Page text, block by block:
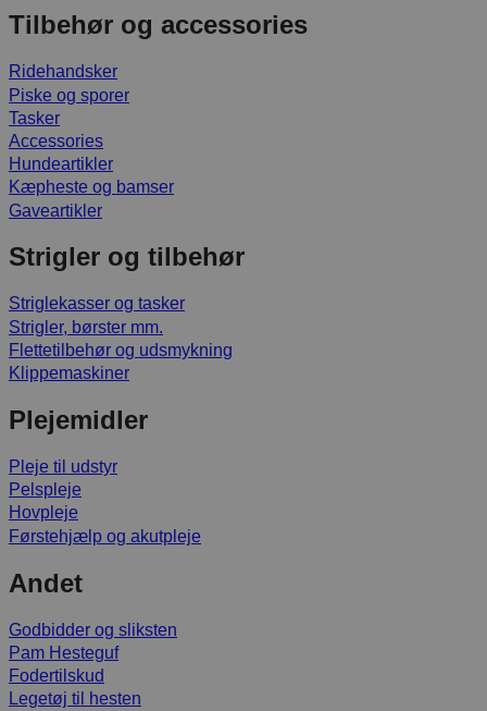
Tilbehør og accessories
Ridehandsker
Piske og sporer
Tasker
Accessories
Hundeartikler
Kæpheste og bamser
Gaveartikler
Strigler og tilbehør
Striglekasser og tasker
Strigler, børster mm.
Flettetilbehør og udsmykning
Klippemaskiner
Plejemidler
Pleje til udstyr
Pelspleje
Hovpleje
Førstehjælp og akutpleje
Andet
Godbidder og sliksten
Pam Hesteguf
Fodertilskud
Legetøj til hesten